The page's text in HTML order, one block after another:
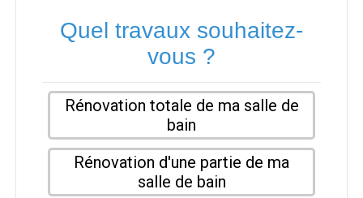
Quel travaux souhaitez-
vous ?
Rénovation totale de ma salle de
bain
Rénovation d'une partie de ma
salle de bain